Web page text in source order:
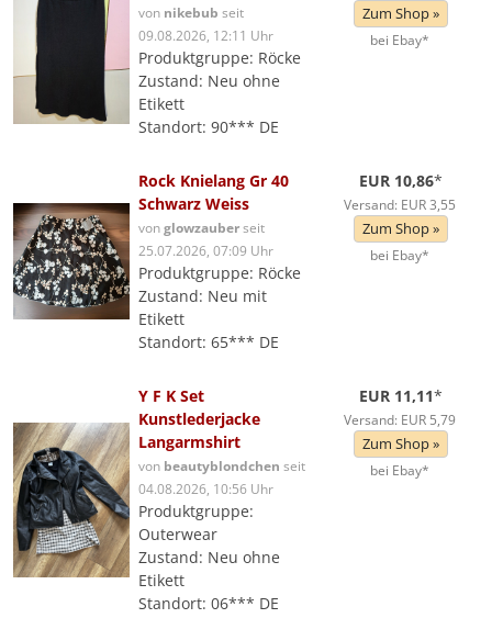
von nikebub seit
09.08.2026, 12:11 Uhr
Produktgruppe: Röcke
Zustand: Neu ohne
Etikett
Standort: 90*** DE
Zum Shop »
bei Ebay*
Rock Knielang Gr 40
Schwarz Weiss
vonglowzauberseit
25.07.2026, 07:09 Uhr
Produktgruppe: Röcke
Zustand: Neu mit
Etikett
Standort: 65*** DE
EUR 10,86*
Versand: EUR 3,55
Zum Shop »
bei Ebay*
Y F K Set
Kunstlederjacke
Langarmshirt
von beautyblondchen seit
04.08.2026, 10:56 Uhr
Produktgruppe:
Outerwear
Zustand: Neu ohne
Etikett
Standort: 06*** DE
EUR 11,11*
Versand: EUR 5,79
Zum Shop »
bei Ebay*